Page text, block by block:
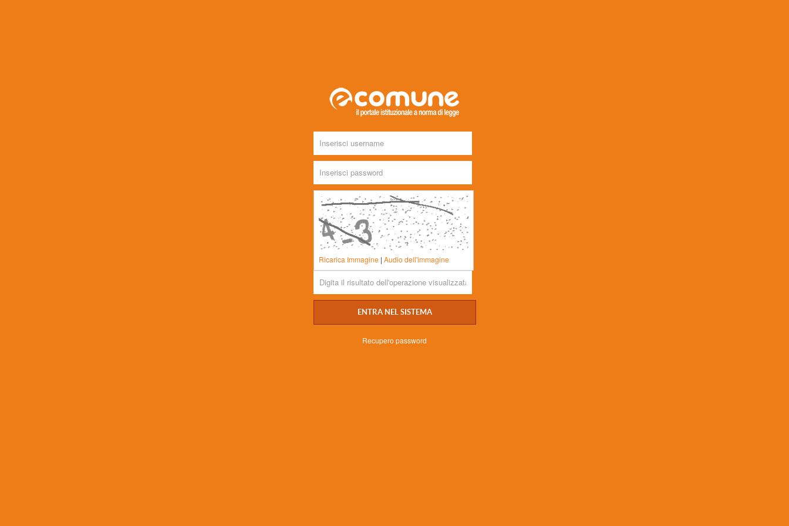
Username
Password
Ricarica Immagine | Audio dell'immagine
ENTRA NEL SISTEMA
Recupero password